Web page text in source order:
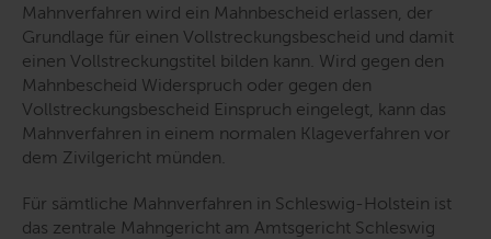
Mahnverfahren wird ein Mahnbescheid erlassen, der
Grundlage für einen Vollstreckungsbescheid und damit
einen Vollstreckungstitel bilden kann. Wird gegen den
Mahnbescheid Widerspruch oder gegen den
Vollstreckungsbescheid Einspruch eingelegt, kann das
Mahnverfahren in einem normalen Klageverfahren vor
dem Zivilgericht münden.
Für sämtliche Mahnverfahren in Schleswig-Holstein ist
das zentrale Mahngericht am Amtsgericht Schleswig